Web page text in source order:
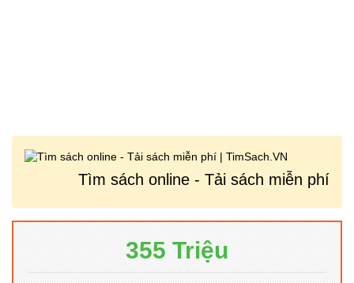
Tìm sách online - Tải sách miễn phí
355 Triệu